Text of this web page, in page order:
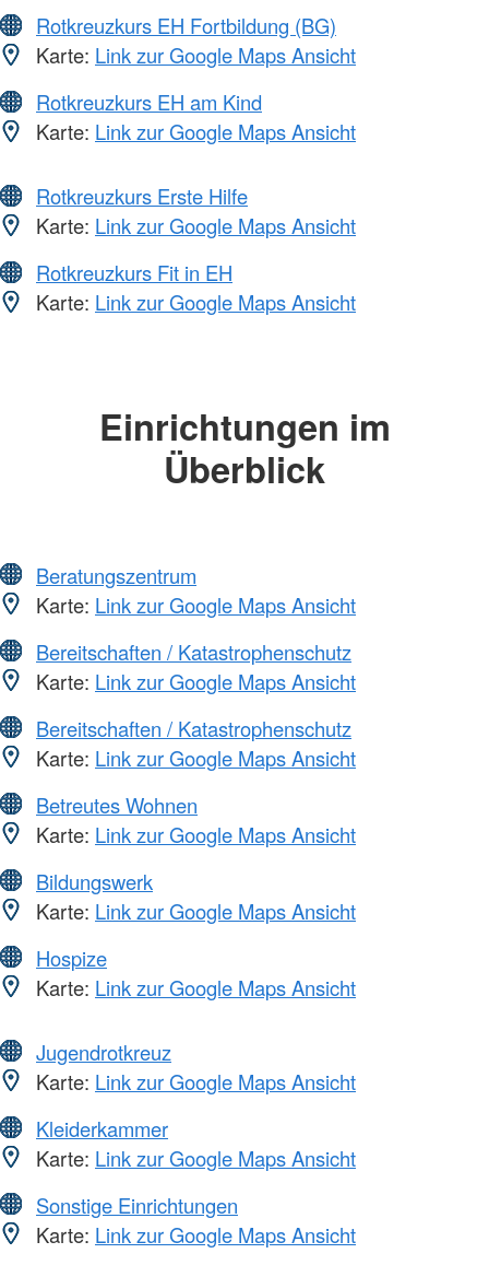
Rotkreuzkurs EH Fortbildung (BG)
Karte: Link zur Google Maps Ansicht
Rotkreuzkurs EH am Kind
Karte: Link zur Google Maps Ansicht
Rotkreuzkurs Erste Hilfe
Karte: Link zur Google Maps Ansicht
Rotkreuzkurs Fit in EH
Karte: Link zur Google Maps Ansicht
Einrichtungen im
Überblick
Beratungszentrum
Karte: Link zur Google Maps Ansicht
Bereitschaften / Katastrophenschutz
Karte: Link zur Google Maps Ansicht
Bereitschaften / Katastrophenschutz
Karte: Link zur Google Maps Ansicht
Betreutes Wohnen
Karte: Link zur Google Maps Ansicht
Bildungswerk
Karte: Link zur Google Maps Ansicht
Hospize
Karte: Link zur Google Maps Ansicht
Jugendrotkreuz
Karte: Link zur Google Maps Ansicht
Kleiderkammer
Karte: Link zur Google Maps Ansicht
Sonstige Einrichtungen
Karte: Link zur Google Maps Ansicht